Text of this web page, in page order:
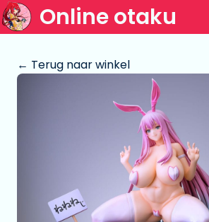
Online otaku
← Terug naar winkel